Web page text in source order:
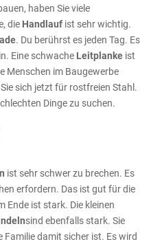
haben Sie viele
die Handlauf ist sehr wichtig.
. Du berührst es jeden Tag. Es
Eine schwache Leitplanke ist
Menschen im Baugewerbe
sich jetzt für rostfreien Stahl.
Dinge zu suchen.
ist sehr schwer zu brechen. Es
erfordern. Das ist gut für die
Ende ist stark. Die kleinen
sind ebenfalls stark. Sie
damit sicher ist. Es wird